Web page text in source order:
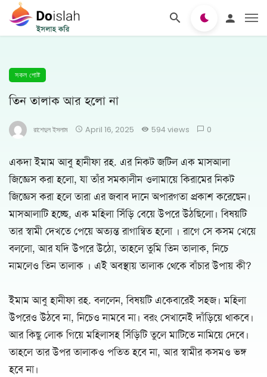
সকল পোষ্ট
তিন তালাক আর হলো না
রাশেদুল ইসলাম April 16, 2025 594 views 0
একদা ইমাম আবু হানীফা রহ. এর নিকট জটিল এক মাসআলা
জিজ্ঞেস করা হলো, যা তাঁর সমকালীন ওলামায়ে কিরামের নিকট
জিজ্ঞেস করা হলে তারা এর জবাব দানে অপারগতা প্রকাশ করেছেন।
মাসআলাটি হচ্ছে, এক মহিলা সিঁড়ি বেয়ে উপরে উঠছিলো। বিষয়টি
তার স্বামী দেখতে পেয়ে অত্যন্ত রাগান্বিত হলো । রাগে সে কসম খেয়ে
বললো, আর যদি উপরে উঠো, তাহলে তুমি তিন তালাক, নিচে
নামলেও তিন তালাক । এই অবস্থায় তালাক থেকে বাঁচার উপায় কী?
ইমাম আবু হানীফা রহ. বললেন, বিষয়টি একেবারেই সহজ। মহিলা
উপরেও উঠবে না, নিচেও নামবে না। বরং সেখানেই দাঁড়িয়ে থাকবে।
আর কিছু লোক গিয়ে মহিলাসহ সিঁড়িটি তুলে মাটিতে নামিয়ে দেবে।
তাহলে তার উপর তালাকও পতিত হবে না, আর স্বামীর কসমও ভঙ্গ
হবে না।